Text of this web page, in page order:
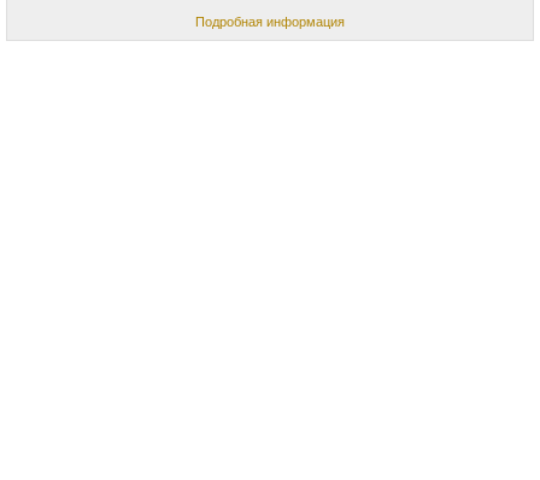
Подробная информация